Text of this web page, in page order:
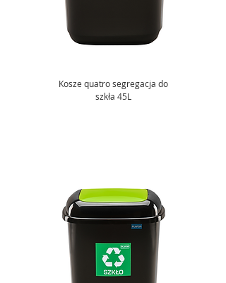
Kosze quatro segregacja do
szkła 45L